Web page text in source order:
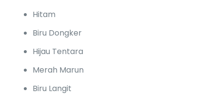
Hitam
Biru Dongker
Hijau Tentara
Merah Marun
Biru Langit